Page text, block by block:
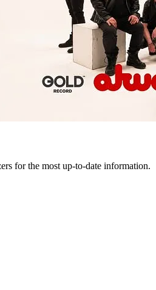
for the most up-to-date information.